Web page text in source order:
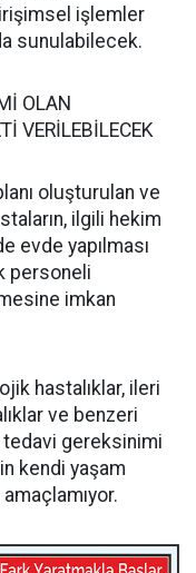
işlemler
sunulabilecek.
OLAN
VERİLEBİLECEK
oluşturulan ve
ilgili hekim
evde yapılması
personeli
imkan
hastalıklar, ileri
ve benzeri
tedavi gereksinimi
kendi yaşam